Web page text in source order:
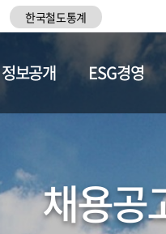
한국철도통계
정보공개 ESG경영
채용공